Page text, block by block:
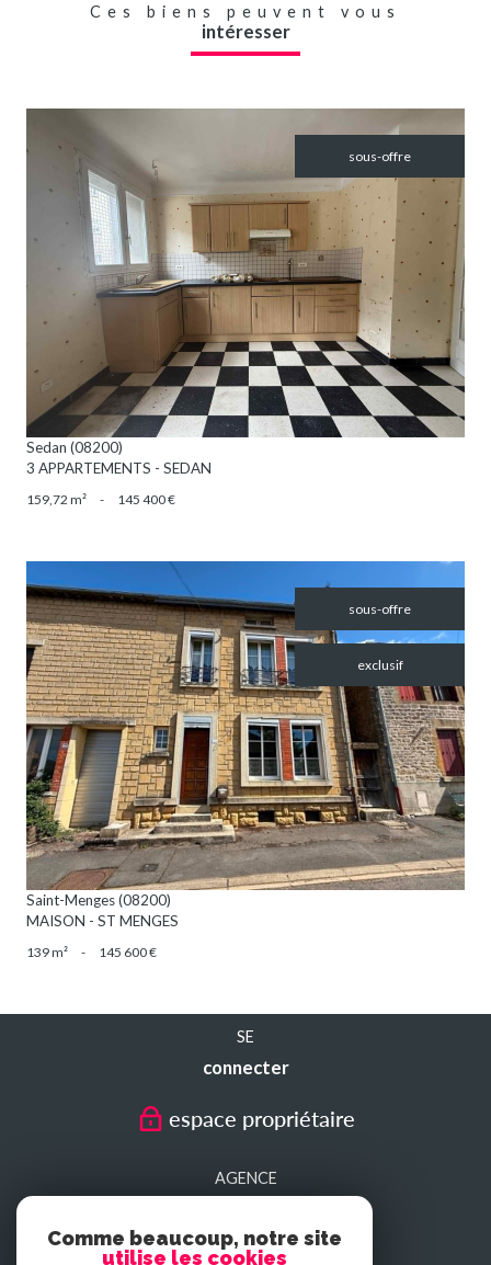
Ces biens peuvent vous
intéresser
sous-offre
VOIR LE BIEN
Sedan (08200)
3 APPARTEMENTS - SEDAN
159,72 m² - 145 400 €
sous-offre
exclusif
VOIR LE BIEN
Saint-Menges (08200)
MAISON - ST MENGES
139 m² - 145 600 €
SE
connecter
espace propriétaire
AGENCE
Comme beaucoup, notre site
utilise les cookies